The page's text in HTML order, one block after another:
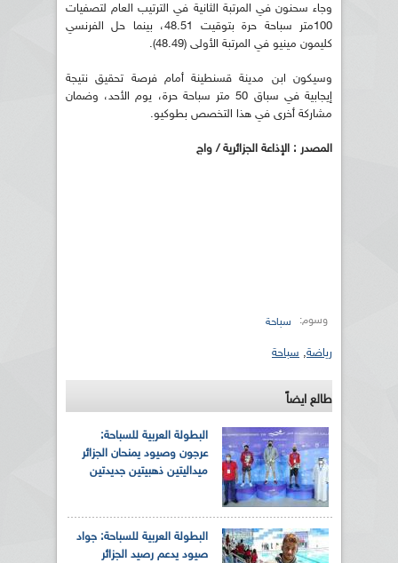
وجاء سحنون في المرتبة الثانية في الترتيب العام لتصفيات
100متر سباحة حرة بتوقيت 48.51، بينما حل الفرنسي
كليمون مينيو في المرتبة الأولى (48.49).
وسيكون ابن مدينة قسنطينة أمام فرصة تحقيق نتيجة
إيجابية في سباق 50 متر سباحة حرة، يوم الأحد، وضمان
مشاركة أخرى في هذا التخصص بطوكيو.
المصدر : الإذاعة الجزائرية / واج
وسوم: سباحة
رياضة, سباحة
طالع ايضاً
البطولة العربية للسباحة:
عرجون وصيود يمنحان الجزائر
ميداليتين ذهبيتين جديدتين
البطولة العربية للسباحة: جواد
صيود يدعم رصيد الجزائر